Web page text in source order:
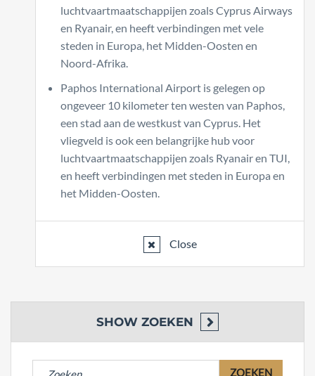
luchtvaartmaatschappijen zoals Cyprus Airways
en Ryanair, en heeft verbindingen met vele
steden in Europa, het Midden-Oosten en
Noord-Afrika.
Paphos International Airport is gelegen op
ongeveer 10 kilometer ten westen van Paphos,
een stad aan de westkust van Cyprus. Het
vliegveld is ook een belangrijke hub voor
luchtvaartmaatschappijen zoals Ryanair en TUI,
en heeft verbindingen met steden in Europa en
het Midden-Oosten.
Close
SHOW ZOEKEN
Zoeken